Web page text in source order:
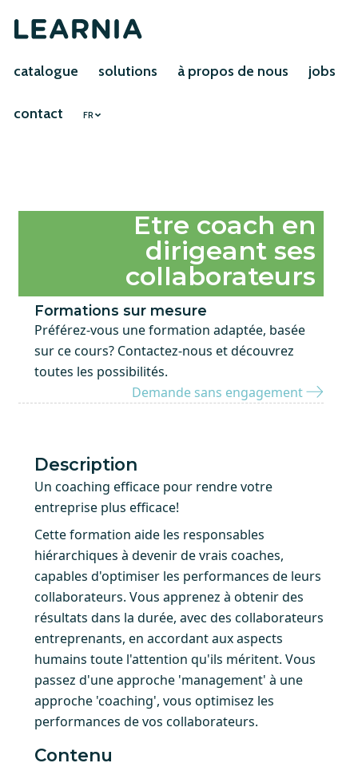
catalogue solutions à propos de nous jobs
contact FR
Etre coach en
dirigeant ses
collaborateurs
Formations sur mesure
Préférez-vous une formation adaptée, basée
sur ce cours? Contactez-nous et découvrez
toutes les possibilités.
Demande sans engagement
Description
Un coaching efficace pour rendre votre
entreprise plus efficace!
Cette formation aide les responsables
hiérarchiques à devenir de vrais coaches,
capables d'optimiser les performances de leurs
collaborateurs. Vous apprenez à obtenir des
résultats dans la durée, avec des collaborateurs
entreprenants, en accordant aux aspects
humains toute l'attention qu'ils méritent. Vous
passez d'une approche 'management' à une
approche 'coaching', vous optimisez les
performances de vos collaborateurs.
Contenu